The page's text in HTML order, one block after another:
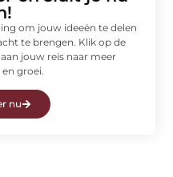
om jouw ideeën te delen
te brengen. Klik op de
jouw reis naar meer
groei.
nu